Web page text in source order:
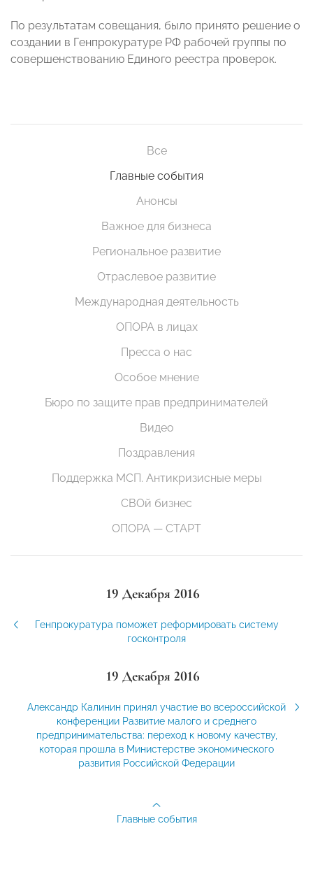
По результатам совещания, было принято решение о
создании в Генпрокуратуре РФ рабочей группы по
совершенствованию Единого реестра проверок.
Все
Главные события
Анонсы
Важное для бизнеса
Региональное развитие
Отраслевое развитие
Международная деятельность
ОПОРА в лицах
Пресса о нас
Особое мнение
Бюро по защите прав предпринимателей
Видео
Поздравления
Поддержка МСП. Антикризисные меры
СВОй бизнес
ОПОРА — СТАРТ
19 Декабря 2016
Генпрокуратура поможет реформировать систему
госконтроля
19 Декабря 2016
Александр Калинин принял участие во всероссийской
конференции Развитие малого и среднего
предпринимательства: переход к новому качеству,
которая прошла в Министерстве экономического
развития Российской Федерации
Главные события